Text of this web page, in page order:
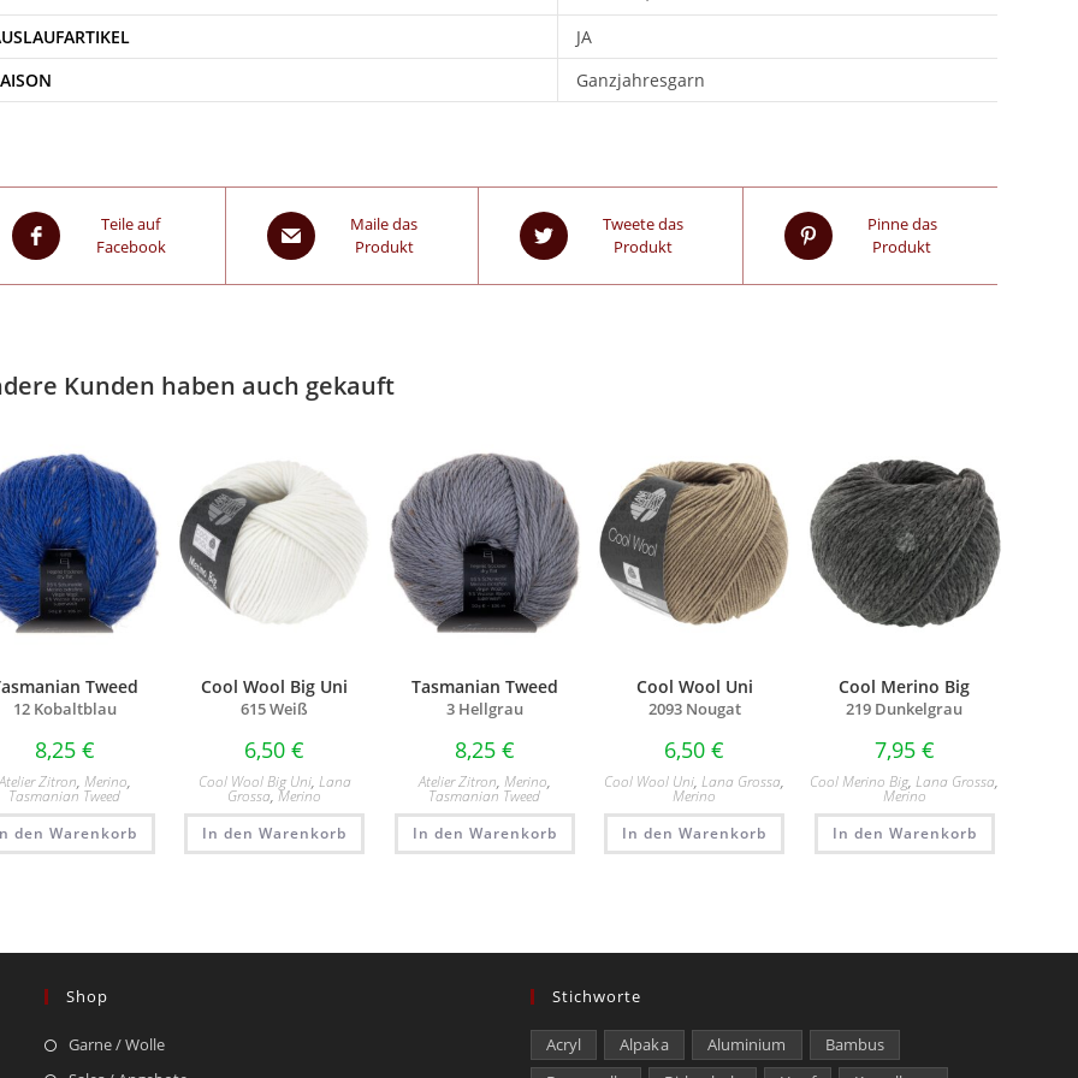
JA
Ganzjahresgarn
Teile auf
Facebook
Maile das
Produkt
Tweete das
Produkt
Pinne das
Produkt
Kunden haben auch gekauft
Tweed
12 Kobaltblau
8,25 €
Zitron, Merino,
Tasmanian Tweed
den Warenkorb
Cool Wool Big Uni
615 Weiß
6,50€
Cool Wool Big Uni, Lana
Grossa,Merino
In den Warenkorb
Tasmanian Tweed
3 Hellgrau
8,25 €
Atelier Zitron, Merino,
Tasmanian Tweed
In den Warenkorb
Cool Wool Uni
2093 Nougat
6,50€
Cool Wool Uni,Lana Grossa,
Merino
In den Warenkorb
Cool Merino Big
219 Dunkelgrau
7,95 €
Cool Merino Big,Lana Grossa,
Merino
In den Warenkorb
Shop
Garne / Wolle
Stichworte
Acryl Alpaka Aluminium
Bambus